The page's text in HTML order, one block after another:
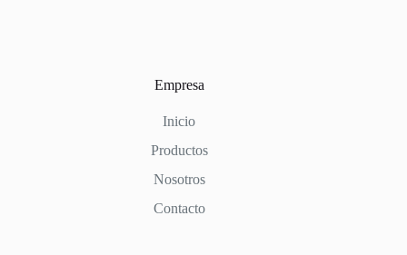
Empresa
Inicio
Productos
Nosotros
Contacto